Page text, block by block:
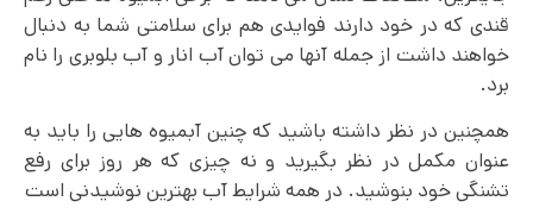
قندی که در خود دارند فوایدی هم برای سلامتی شما به دنبال
خواهند داشت از جمله آنها می توان آب انار و آب بلوبری را نام
برد.
همچنین در نظر داشته باشید که چنین آبمیوه هایی را باید به
عنوان مکمل در نظر بگیرید و نه چیزی که هر روز برای رفع
تشنگی خود بنوشید. در همه شرایط آب بهترین نوشیدنی است